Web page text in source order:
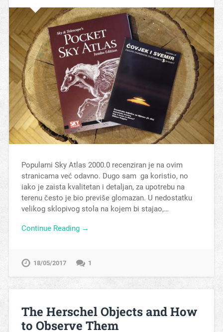
Popularni Sky Atlas 2000.0 recenziran je na ovim
stranicama već odavno. Dugo sam ga koristio, no
iako je zaista kvalitetan i detaljan, za upotrebu na
terenu često je bio previše glomazan. U nedostatku
velikog sklopivog stola na kojem bi stajao,…
Continue Reading →
18/05/2017 1
The Herschel Objects and How
to Observe Them